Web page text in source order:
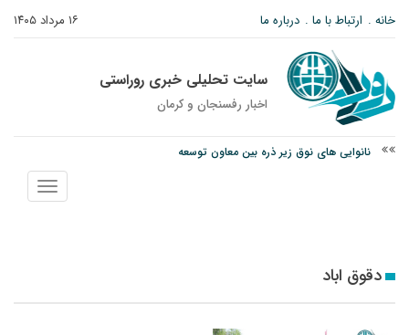
۱۶ مرداد ۱۴۰۵ خانه ارتباط با ما درباره ما
سایت تحلیلی خبری روراستی
اخبار رفسنجان و كرمان
نانوایی های نوق زیر ذره بین معاون توسعه
نمایش
منو
دقوق اباد